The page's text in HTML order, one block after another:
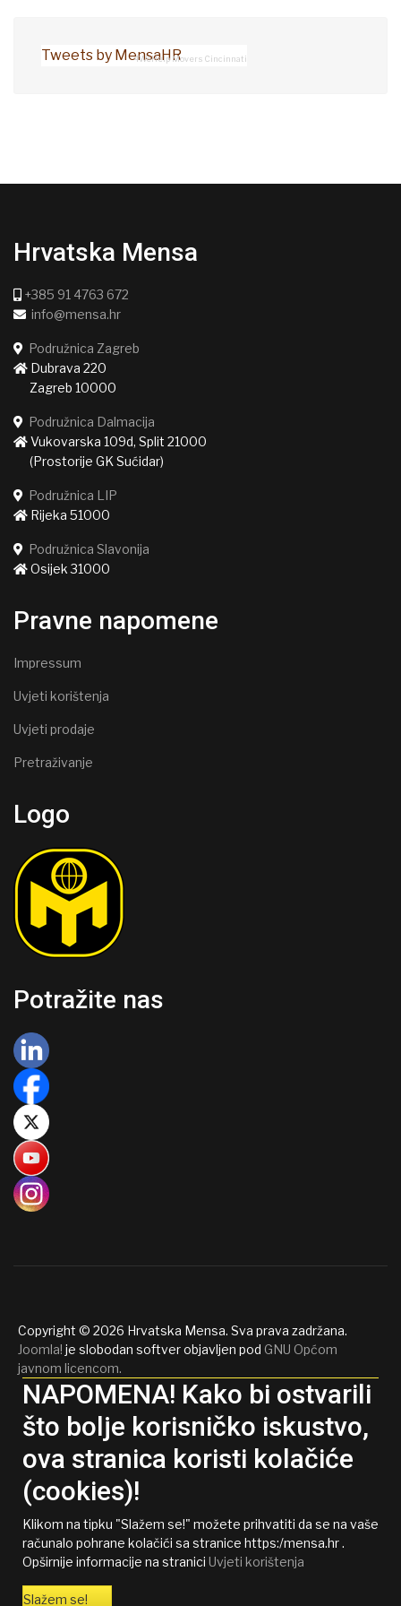
Tweets by MensaHR4WeHelp Movers Cincinnati
Hrvatska Mensa
+385 91 4763 672
info@mensa.hr
Podružnica Zagreb
Dubrava 220
Zagreb 10000
Podružnica Dalmacija
Vukovarska 109d, Split 21000
(Prostorije GK Sućidar)
Podružnica LIP
Rijeka 51000
Podružnica Slavonija
Osijek 31000
Pravne napomene
Impressum
Uvjeti korištenja
Uvjeti prodaje
Pretraživanje
Logo
Potražite nas
Copyright © 2026 Hrvatska Mensa. Sva prava zadržana.
Joomla! je slobodan softver objavljen pod GNU Općom
javnom licencom.
NAPOMENA! Kako bi ostvarili
što bolje korisničko iskustvo,
ova stranica koristi kolačiće
(cookies)!
Klikom na tipku "Slažem se!" možete prihvatiti da se na vaše
računalo pohrane kolačići sa stranice https:/mensa.hr .
Opširnije informacije na stranici Uvjeti korištenja
Slažem se!